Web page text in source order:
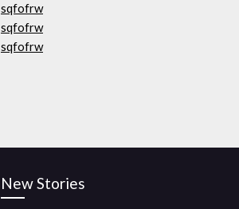
sqfofrw
sqfofrw
sqfofrw
New Stories